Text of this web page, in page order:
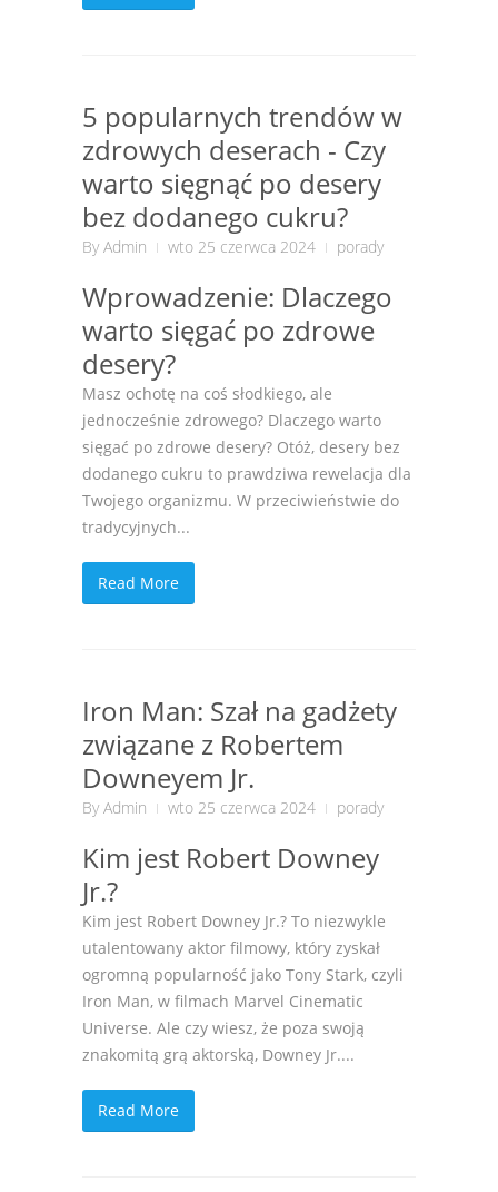
5 popularnych trendów w
zdrowych deserach - Czy
warto sięgnąć po desery
bez dodanego cukru?
ByAdmin wto 25 czerwca 2024 porady
Wprowadzenie: Dlaczego
warto sięgać po zdrowe
desery?
Masz ochotę na coś słodkiego, ale
jednocześnie zdrowego? Dlaczego warto
sięgać po zdrowe desery? Otóż, desery bez
dodanego cukru to prawdziwa rewelacja dla
Twojego organizmu. W przeciwieństwie do
tradycyjnych...
Read More
Iron Man: Szał na gadżety
związane z Robertem
Downeyem Jr.
ByAdmin wto 25 czerwca 2024 porady
Kim jest Robert Downey
Jr.?
Kim jest Robert Downey Jr.? To niezwykle
utalentowany aktor filmowy, który zyskał
ogromną popularność jako Tony Stark, czyli
Iron Man, w filmach Marvel Cinematic
Universe. Ale czy wiesz, że poza swoją
znakomitą grą aktorską, Downey Jr....
Read More